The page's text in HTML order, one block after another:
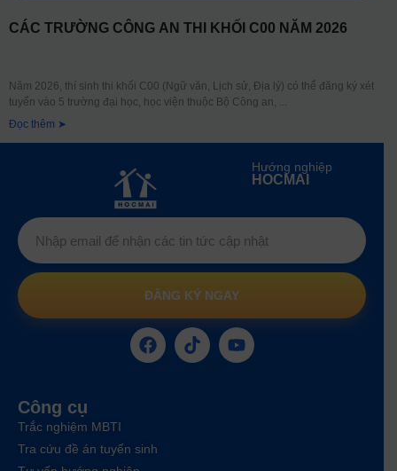
CÁC TRƯỜNG CÔNG AN THI KHỐI C00 NĂM 2026
Năm 2026, thí sinh thi khối C00 (Ngữ văn, Lịch sử, Địa lý) có thể đăng ký xét
tuyển vào 5 trường đại học, học viện thuộc Bộ Công an,
Đọc thêm ➤
Hướng nghiệp
HOCMAI
ĐĂNG KÝ NGAY
Công cụ
Trắc nghiệm MBTI
Tra cứu đề án tuyển sinh